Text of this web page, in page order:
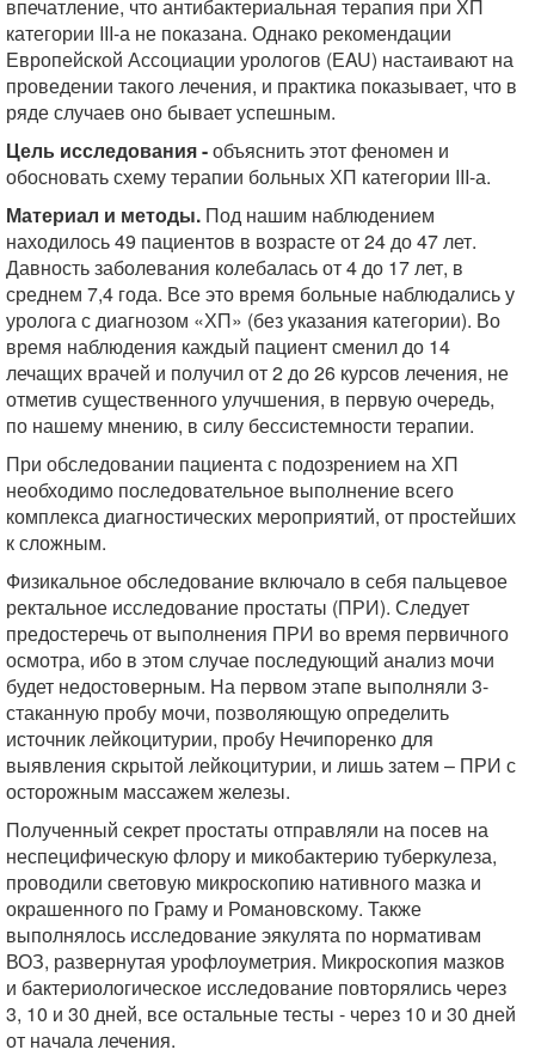
впечатление, что антибактериальная терапия при ХП
категории III-а не показана. Однако рекомендации
Европейской Ассоциации урологов (ЕAU) настаивают на
проведении такого лечения, и практика показывает, что в
ряде случаев оно бывает успешным.
Цель исследования -объяснить этот феномен и
обосновать схему терапии больных ХП категории III-а.
Материал и методы. Под нашим наблюдением
находилось 49 пациентов в возрасте от 24 до 47 лет.
Давность заболевания колебалась от 4 до 17 лет, в
среднем 7,4 года. Все это время больные наблюдались у
уролога с диагнозом «ХП» (без указания категории). Во
время наблюдения каждый пациент сменил до 14
лечащих врачей и получил от 2 до 26 курсов лечения, не
отметив существенного улучшения, в первую очередь,
по нашему мнению, в силу бессистемности терапии.
При обследовании пациента с подозрением на ХП
необходимо последовательное выполнение всего
комплекса диагностических мероприятий, от простейших
к сложным.
Физикальное обследование включало в себя пальцевое
ректальное исследование простаты (ПРИ). Следует
предостеречь от выполнения ПРИ во время первичного
осмотра, ибо в этом случае последующий анализ мочи
будет недостоверным. На первом этапе выполняли 3-
стаканную пробу мочи, позволяющую определить
источник лейкоцитурии, пробу Нечипоренко для
выявления скрытой лейкоцитурии, и лишь затем – ПРИ с
осторожным массажем железы.
Полученный секрет простаты отправляли на посев на
неспецифическую флору и микобактерию туберкулеза,
проводили световую микроскопию нативного мазка и
окрашенного по Граму и Романовскому. Также
выполнялось исследование эякулята по нормативам
ВОЗ, развернутая урофлоуметрия. Микроскопия мазков
и бактериологическое исследование повторялись через
3, 10 и 30 дней, все остальные тесты - через 10 и 30 дней
от начала лечения.